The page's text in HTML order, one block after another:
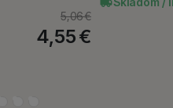
5,06€
4,55€